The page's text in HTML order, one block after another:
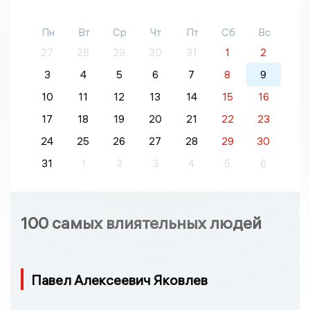
Пн Вт Ср Чт Пт Сб
Вс
27
28 29 30 31 1
2
3
4 5 6 7 8
9
10
11 12 13 14 15
16
17
18 19 20 21 22
23
24
25 26 27 28 29
30
31
1 2 3 4 5 6
100 самых влиятельных людей
Павел Алексеевич Яковлев